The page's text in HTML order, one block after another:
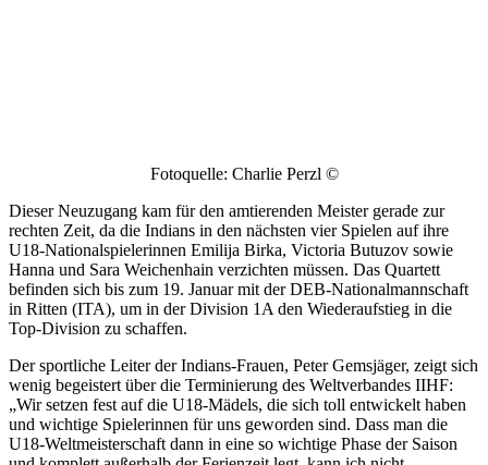
Fotoquelle: Charlie Perzl ©
Dieser Neuzugang kam für den amtierenden Meister gerade zur
rechten Zeit, da die Indians in den nächsten vier Spielen auf ihre
U18-Nationalspielerinnen Emilija Birka, Victoria Butuzov sowie
Hanna und Sara Weichenhain verzichten müssen. Das Quartett
befinden sich bis zum 19. Januar mit der DEB-Nationalmannschaft
in Ritten (ITA), um in der Division 1A den Wiederaufstieg in die
Top-Division zu schaffen.
Der sportliche Leiter der Indians-Frauen, Peter Gemsjäger, zeigt sich
wenig begeistert über die Terminierung des Weltverbandes IIHF:
„Wir setzen fest auf die U18-Mädels, die sich toll entwickelt haben
und wichtige Spielerinnen für uns geworden sind. Dass man die
U18-Weltmeisterschaft dann in eine so wichtige Phase der Saison